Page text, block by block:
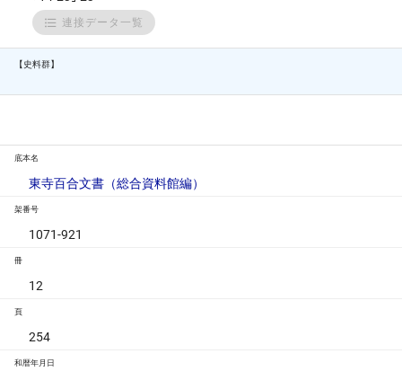
連接データ一覧
【史料群】
底本名
東寺百合文書（総合資料館編）
架番号
1071-921
冊
12
頁
254
和暦年月日